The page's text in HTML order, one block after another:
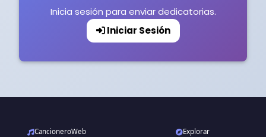
Inicia sesión para enviar dedicatorias.
Iniciar Sesión
CancioneroWeb Explorar